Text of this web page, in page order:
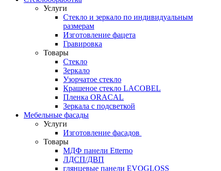
Услуги
Стекло и зеркало по индивидуальным
размерам
Изготовление фацета
Гравировка
Товары
Стекло
Зеркало
Узорчатое стекло
Крашеное стекло LACOBEL
Пленка ORACAL
Зеркала с подсветкой
Мебельные фасады
Услуги
Изготовление фасадов
Товары
МДФ панели Etterno
ЛДСП/ДВП
глянцевые панели EVOGLOSS